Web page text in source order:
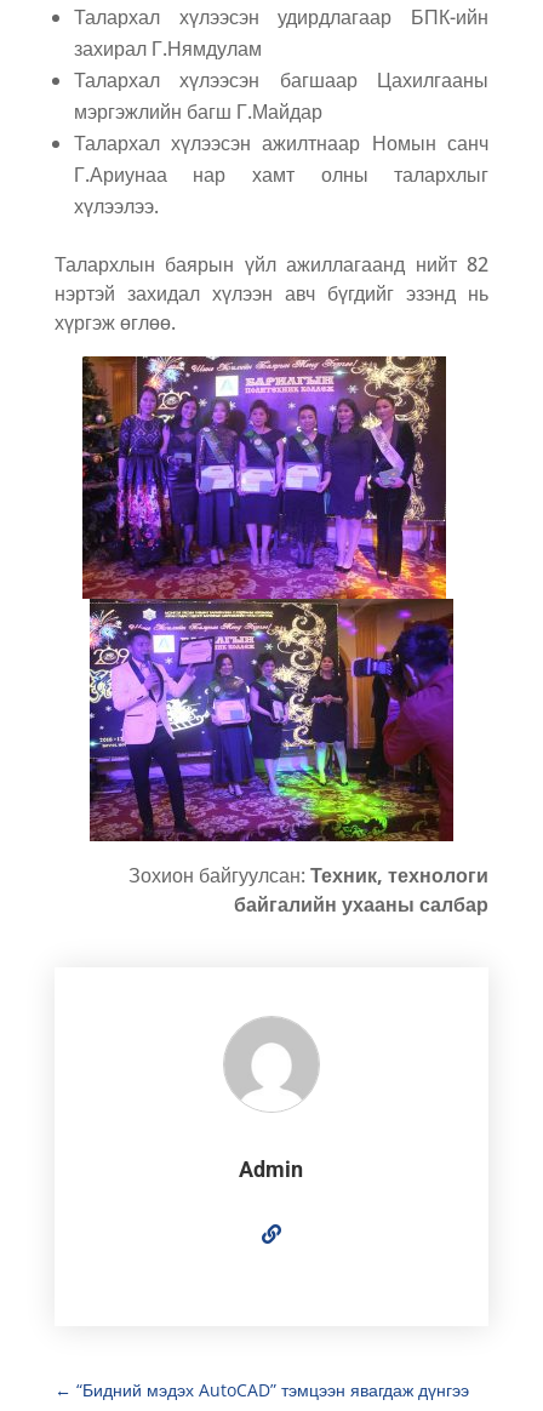
Талархал хүлээсэн удирдлагаар БПК-ийн
захирал Г.Нямдулам
Талархал хүлээсэн багшаар Цахилгааны
мэргэжлийн багш Г.Майдар
Талархал хүлээсэн ажилтнаар Номын санч
Г.Ариунаа нар хамт олны талархлыг
хүлээлээ.
Талархлын баярын үйл ажиллагаанд нийт 82
нэртэй захидал хүлээн авч бүгдийг эзэнд нь
хүргэж өглөө.
Зохион байгуулсан:Техник, технологи
байгалийн ухааны салбар
Admin
← “Бидний мэдэх AutoCAD” тэмцээн явагдаж дүнгээ